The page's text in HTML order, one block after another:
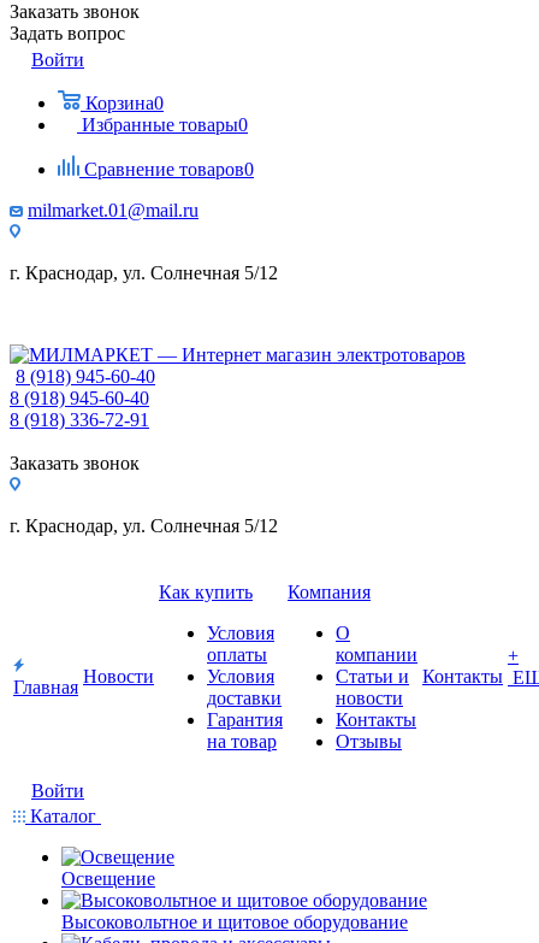
Заказать звонок
Задать вопрос
Войти
Корзина0
Избранные товары0
Сравнение товаров0
milmarket.01@mail.ru
г. Краснодар, ул. Солнечная 5/12
8 (918) 945-60-40
8 (918) 945-60-40
8 (918) 336-72-91
Заказать звонок
г. Краснодар, ул. Солнечная 5/12
Главная
Новости
Как купить
Условия
оплаты
Условия
доставки
Гарантия
на товар
Компания
О
компании
Статьи и
новости
Контакты
Отзывы
Контакты
+
Войти
Каталог
Освещение
Высоковольтное и щитовое оборудование